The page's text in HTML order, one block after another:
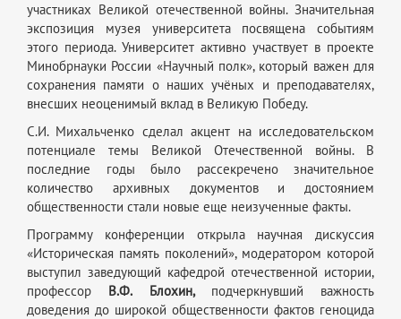
участниках Великой отечественной войны. Значительная
экспозиция музея университета посвящена событиям
этого периода. Университет активно участвует в проекте
Минобрнауки России «Научный полк», который важен для
сохранения памяти о наших учёных и преподавателях,
внесших неоценимый вклад в Великую Победу.
С.И. Михальченко сделал акцент на исследовательском
потенциале темы Великой Отечественной войны. В
последние годы было рассекречено значительное
количество архивных документов и достоянием
общественности стали новые еще неизученные факты.
Программу конференции открыла научная дискуссия
«Историческая память поколений», модератором которой
выступил заведующий кафедрой отечественной истории,
профессор В.Ф. Блохин, подчеркнувший важность
доведения до широкой общественности фактов геноцида